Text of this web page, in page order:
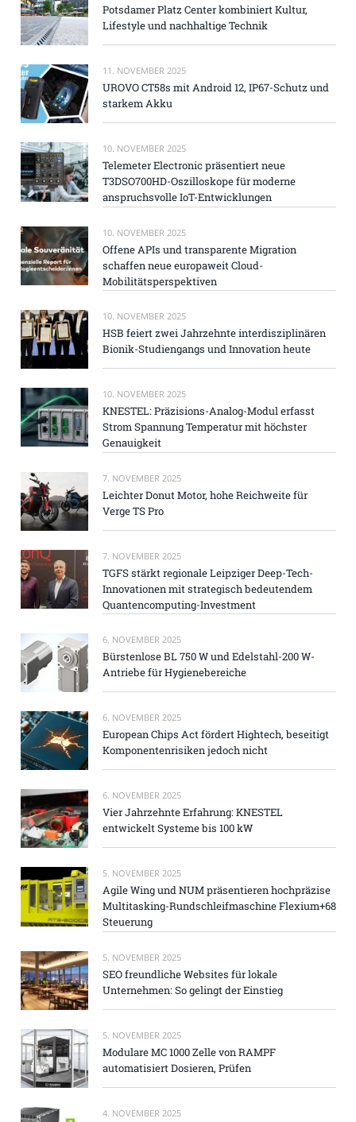
Potsdamer Platz Center kombiniert Kultur,
Lifestyle und nachhaltige Technik
11. NOVEMBER 2025
UROVO CT58s mit Android 12, IP67-Schutz und
starkem Akku
10. NOVEMBER 2025
Telemeter Electronic präsentiert neue
T3DSO700HD-Oszilloskope für moderne
anspruchsvolle IoT-Entwicklungen
10. NOVEMBER 2025
Offene APIs und transparente Migration
schaffen neue europaweit Cloud-
Mobilitätsperspektiven
10. NOVEMBER 2025
HSB feiert zwei Jahrzehnte interdisziplinären
Bionik-Studiengangs und Innovation heute
10. NOVEMBER 2025
KNESTEL: Präzisions-Analog-Modul erfasst
Strom Spannung Temperatur mit höchster
Genauigkeit
7. NOVEMBER 2025
Leichter Donut Motor, hohe Reichweite für
Verge TS Pro
7. NOVEMBER 2025
TGFS stärkt regionale Leipziger Deep-Tech-
Innovationen mit strategisch bedeutendem
Quantencomputing-Investment
6. NOVEMBER 2025
Bürstenlose BL 750 W und Edelstahl-200 W-
Antriebe für Hygienebereiche
6. NOVEMBER 2025
European Chips Act fördert Hightech, beseitigt
Komponentenrisiken jedoch nicht
6. NOVEMBER 2025
Vier Jahrzehnte Erfahrung: KNESTEL
entwickelt Systeme bis 100 kW
5. NOVEMBER 2025
Agile Wing und NUM präsentieren hochpräzise
Multitasking-Rundschleifmaschine Flexium+68
Steuerung
5. NOVEMBER 2025
SEO freundliche Websites für lokale
Unternehmen: So gelingt der Einstieg
5. NOVEMBER 2025
Modulare MC 1000 Zelle von RAMPF
automatisiert Dosieren, Prüfen
4. NOVEMBER 2025